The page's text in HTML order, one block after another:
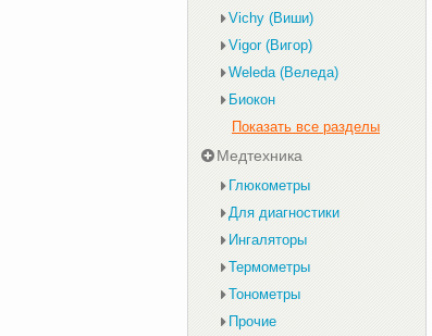
Vichy (Виши)
Vigor (Вигор)
Weleda (Веледа)
Биокон
Показать все разделы
Медтехника
Глюкометры
Для диагностики
Ингаляторы
Термометры
Тонометры
Прочие